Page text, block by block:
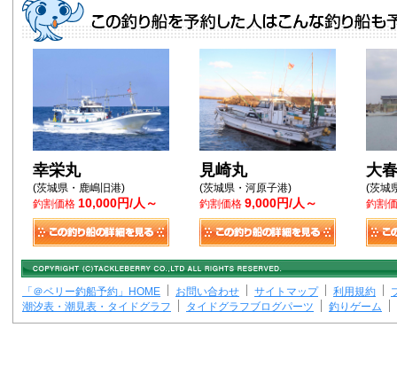
幸栄丸
(茨城県・鹿嶋旧港)
釣割価格 10,000円/人～
見崎丸
(茨城県・河原子港)
釣割価格 9,000円/人～
大
(茨城
釣割
「＠ベリー釣船予約」HOME お問い合わせ サイトマップ 利用規約
潮汐表・潮見表・タイドグラフ
タイドグラフブログパーツ 釣りゲーム